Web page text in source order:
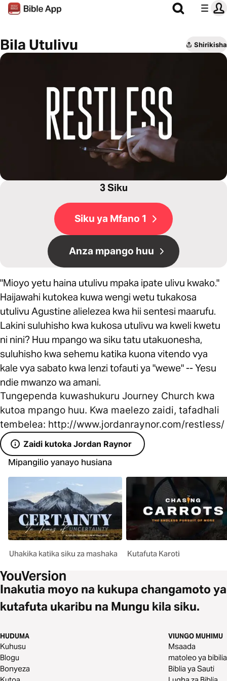
Bila Utulivu Shirikisha
3 Siku
Siku ya Mfano 1
Anza mpango huu
"Mioyo yetu haina utulivu mpaka ipate ulivu kwako."
Haijawahi kutokea kuwa wengi wetu tukakosa
utulivu Agustine alielezea kwa hii sentesi maarufu.
Lakini suluhisho kwa kukosa utulivu wa kweli kwetu
ni nini? Huu mpango wa siku tatu utakuonesha,
suluhisho kwa sehemu katika kuona vitendo vya
kale vya sabato kwa lenzi tofauti ya "wewe" -- Yesu
ndie mwanzo wa amani.
Tungependa kuwashukuru Journey Church kwa
kutoa mpango huu. Kwa maelezo zaidi, tafadhali
tembelea: http://www.jordanraynor.com/restless/
Zaidi kutoka Jordan Raynor
Mipangilio yanayo husiana
Uhakika katika siku za mashaka Kutafuta Karoti
Inakutia moyo na kukupa changamoto ya
kutafuta ukaribu na Mungu kila siku.
HUDUMA
Kuhusu
Blogu
Bonyeza
VIUNGO MUHIMU
Msaada
matoleo ya bibilia
Biblia ya Sauti